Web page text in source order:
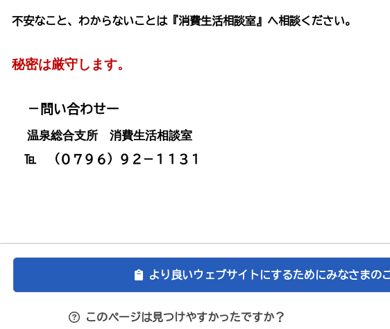
不安なこと、わからないことは『消費生活相談室』へ相談ください。
秘密は厳守します。
－問い合わせー
温泉総合支所 消費生活相談室
℡ （０７９６）９２－１１３１
より良いウェブサイトにするためにみなさまの
このページは見つけやすかったですか？